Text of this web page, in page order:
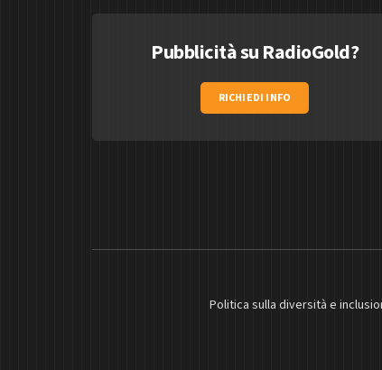
Pubblicità su RadioGold?
RICHIEDI INFO
Politica sulla diversità e